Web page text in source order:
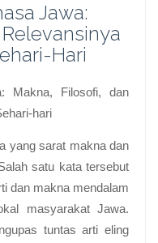
Jawa:
Hari
Makna, Filosofi, dan
hari
yang sarat makna dan
satu kata tersebut
dan makna mendalam
masyarakat Jawa.
tuntas arti eling